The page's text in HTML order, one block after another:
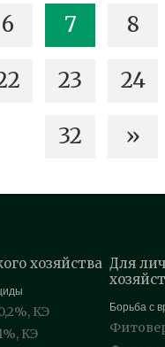
6 7 8
23 24
32 »
хозяйства
КЭ
КЭ
Для
Борьба с